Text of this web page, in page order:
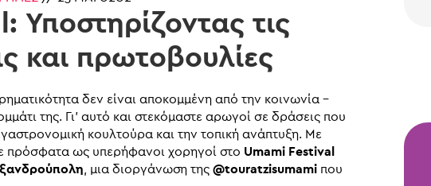
Υποστηρίζοντας τις
και πρωτοβουλίες
δεν είναι αποκομμένη από την κοινωνία –
της. Γι’ αυτό και στεκόμαστε αρωγοί σε δράσεις που
κουλτούρα και την τοπική ανάπτυξη. Με
πρόσφατα ως υπερήφανοι χορηγοί στο Umami Festival
, μια διοργάνωση της @touratzisumami που